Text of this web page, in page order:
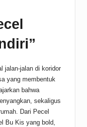
jalan-jalan di koridor
yang membentuk
bahwa
sekaligus
Dari Pecel
Bu Kis yang bold,